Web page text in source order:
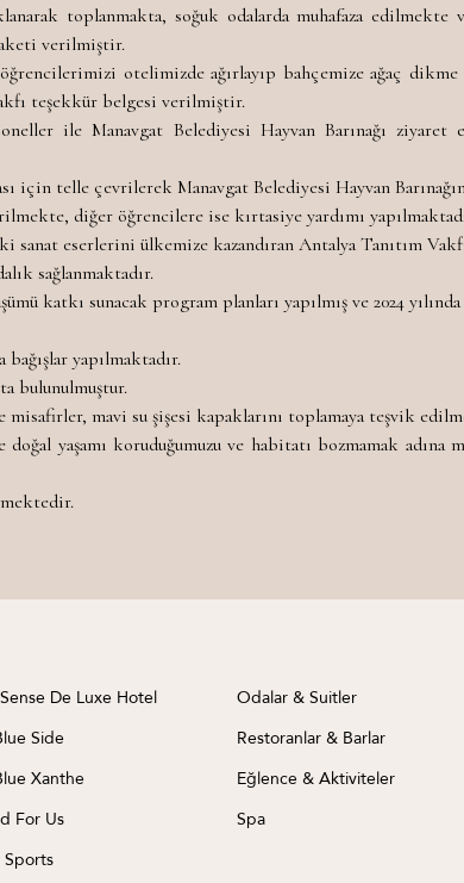
toplanmakta, soğuk odalarda muhafaza edilmekte
verilmiştir.
otelimizde ağırlayıp bahçemize ağaç dikme
teşekkür belgesi verilmiştir.
ile Manavgat Belediyesi Hayvan Barınağı
için telle çevrilerek Manavgat Belediyesi Hayvan
diğer öğrencilere ise kırtasiye yardımı
eserlerini ülkemize kazandıran Antalya Tanıtım
sağlanmaktadır.
katkı sunacak program planları yapılmış ve 2024
yapılmaktadır.
bulunulmuştur.
mavi su şişesi kapaklarını toplamaya teşvik
yaşamı koruduğumuzu ve habitatı bozmamak
De Luxe Hotel
Side
Xanthe
For Us
Sports
Odalar & Suitler
Restoranlar & Barlar
Eğlence & Aktiviteler
Spa